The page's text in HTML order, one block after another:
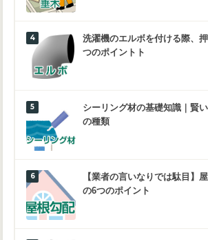
洗濯機のエルボを付ける際、
つのポイントト
シーリング材の基礎知識｜賢
の種類
【業者の言いなりでは駄目】
の6つのポイント